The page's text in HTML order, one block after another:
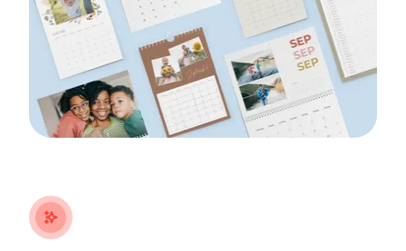
stars_plus